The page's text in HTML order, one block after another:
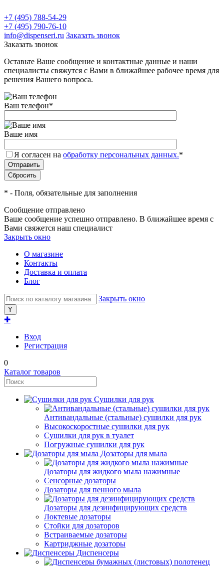
+7 (495) 788-54-29
+7 (495) 790-76-10
info@dispenseri.ru Заказать звонок
Заказать звонок
Оставьте Ваше сообщение и контактные данные и наши
специалисты свяжутся с Вами в ближайшее рабочее время для
решения Вашего вопроса.
Ваш телефон*
Ваше имя
Я согласен на обработку персональных данных.*
* - Поля, обязательные для заполнения
Сообщение отправлено
Ваше сообщение успешно отправлено. В ближайшее время с
Вами свяжется наш специалист
Закрыть окно
О магазине
Контакты
Доставка и оплата
Блог
Закрыть окно
✚
Вход
Регистрация
0
Каталог товаров
Сушилки для рук
Антивандальные (стальные) сушилки для рук
Высокоскоростные сушилки для рук
Сушилки для рук в туалет
Погружные сушилки для рук
Дозаторы для мыла
Дозаторы для жидкого мыла нажимные
Сенсорные дозаторы
Дозаторы для пенного мыла
Дозаторы для дезинфицирующих средств
Локтевые дозаторы
Стойки для дозаторов
Встраиваемые дозаторы
Картриджные дозаторы
Диспенсеры